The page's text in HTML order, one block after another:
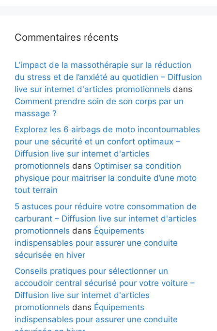
Commentaires récents
L’impact de la massothérapie sur la réduction
du stress et de l’anxiété au quotidien – Diffusion
live sur internet d'articles promotionnels dans
Comment prendre soin de son corps par un
massage ?
Explorez les 6 airbags de moto incontournables
pour une sécurité et un confort optimaux –
Diffusion live sur internet d'articles
promotionnels dans Optimiser sa condition
physique pour maitriser la conduite d’une moto
tout terrain
5 astuces pour réduire votre consommation de
carburant – Diffusion live sur internet d'articles
promotionnels dans Équipements
indispensables pour assurer une conduite
sécurisée en hiver
Conseils pratiques pour sélectionner un
accoudoir central sécurisé pour votre voiture –
Diffusion live sur internet d'articles
promotionnels dans Équipements
indispensables pour assurer une conduite